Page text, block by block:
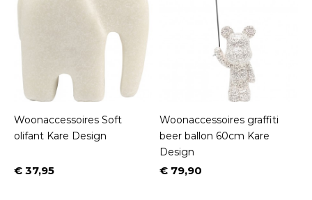
Woonaccessoires Soft
olifant Kare Design
Prijs
€ 37,95
Woonaccessoires graffiti
beer ballon 60cm Kare
Design
Prijs
€ 79,90